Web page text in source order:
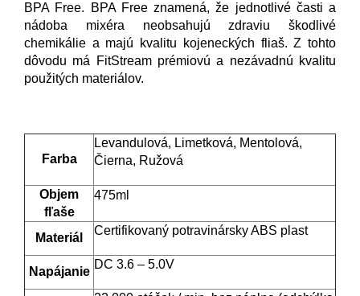
BPA Free. BPA Free znamená, že jednotlivé časti a
nádoba mixéra neobsahujú zdraviu škodlivé
chemikálie a majú kvalitu kojeneckých fliaš. Z tohto
dôvodu má FitStream prémiovú a nezávadnú kvalitu
použitých materiálov.
Farba
Levandulová, Limetková, Mentolová,
Čierna, Ružová
Objem
fľaše
475ml
Materiál
Certifikovaný potravinársky ABS plast
Napájanie
DC 3.6 – 5.0V